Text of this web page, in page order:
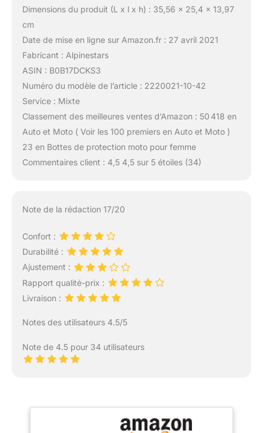
Dimensions du produit (L x l x h) : 35,56 x 25,4 x 13,97
cm
Date de mise en ligne sur Amazon.fr : 27 avril 2021
Fabricant : Alpinestars
ASIN : B0B17DCKS3
Numéro du modèle de l’article : 2220021-10-42
Service : Mixte
Classement des meilleures ventes d’Amazon : 50 418 en
Auto et Moto ( Voir les 100 premiers en Auto et Moto )
23 en Bottes de protection moto pour femme
Commentaires client : 4,5 4,5 sur 5 étoiles (34)
Note de la rédaction 17/20
Confort :
Durabilité :
Ajustement :
Rapport qualité-prix :
Livraison :
Notes des utilisateurs 4.5/5
Note de 4.5 pour 34 utilisateurs